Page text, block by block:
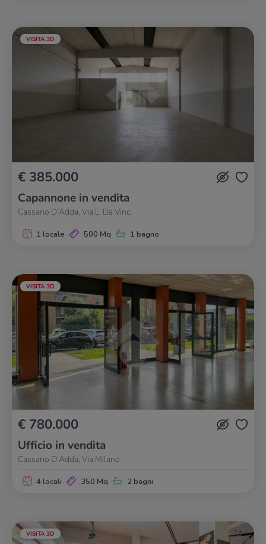
VISITA 3D
€ 385.000
Capannone in vendita
Cassano D'Adda, Via L. Da Vinci
1 locale 500 Mq 1 bagno
VISITA 3D
€ 780.000
Ufficio in vendita
Cassano D'Adda, Via Milano
4 locali 350 Mq 2 bagni
VISITA 3D